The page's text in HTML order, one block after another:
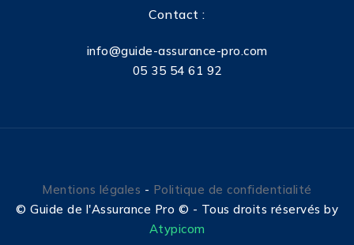
Contact :
info@guide-assurance-pro.com
05 35 54 61 92
Mentions légales - Politique de confidentialité
© Guide de l'Assurance Pro © - Tous droits réservés by
Atypicom